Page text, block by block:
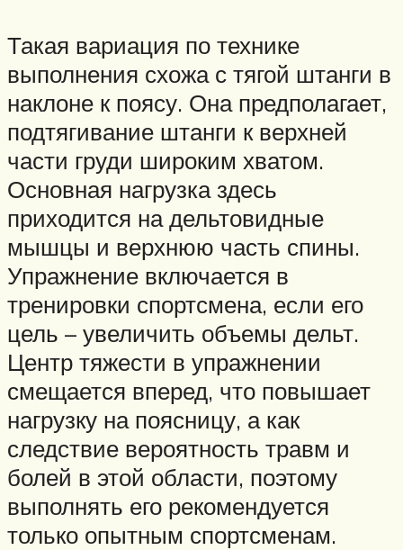
Такая вариация по технике
выполнения схожа с тягой штанги в
наклоне к поясу. Она предполагает,
подтягивание штанги к верхней
части груди широким хватом.
Основная нагрузка здесь
приходится на дельтовидные
мышцы и верхнюю часть спины.
Упражнение включается в
тренировки спортсмена, если его
цель – увеличить объемы дельт.
Центр тяжести в упражнении
смещается вперед, что повышает
нагрузку на поясницу, а как
следствие вероятность травм и
болей в этой области, поэтому
выполнять его рекомендуется
только опытным спортсменам.